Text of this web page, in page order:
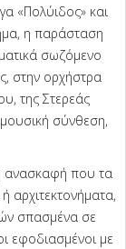
«Πολύιδος» και
η παράσταση
σωζόμενο
στην ορχήστρα
της Στερεάς
σύνθεση,
ανασκαφή που τα
αρχιτεκτονήματα,
σπασμένα σε
εφοδιασμένοι με